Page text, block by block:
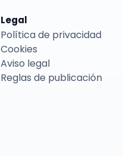
Legal
Política de privacidad
Cookies
Aviso legal
Reglas de publicación